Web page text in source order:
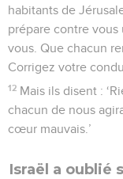
habitants de
prépare contre
vous. Que chacun
Corrigez votre
12 Mais ils disent :
chacun de nous
cœur mauvais.’
Israël a oublié